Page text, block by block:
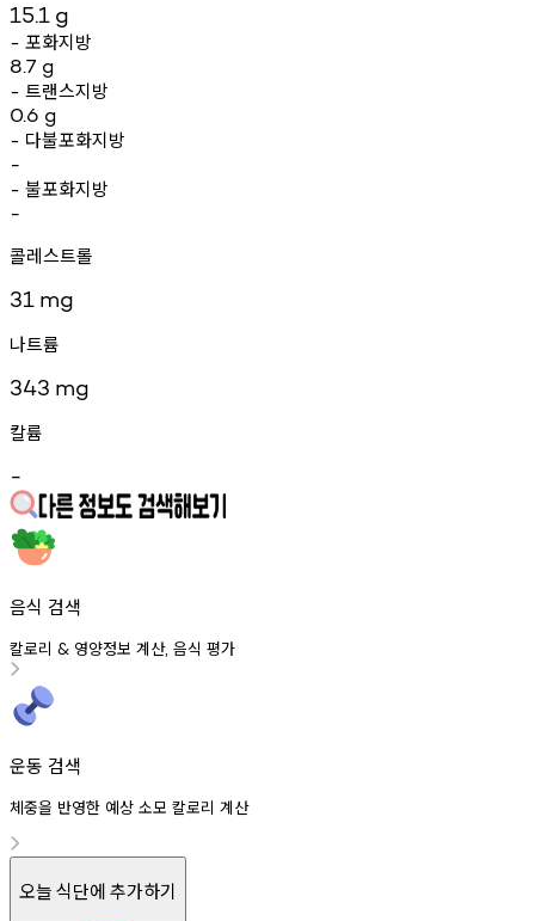
15.1 g
- 포화지방
8.7 g
- 트랜스지방
0.6 g
- 다불포화지방
-
- 불포화지방
-
콜레스트롤
31 mg
나트륨
343 mg
칼륨
-
음식 검색
칼로리 & 영양정보 계산, 음식 평가
운동 검색
체중을 반영한 예상 소모 칼로리 계산
오늘 식단에 추가하기